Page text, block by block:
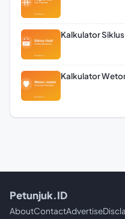
Kalkulator
Kalkulator
Petunjuk.ID
AboutContactAdvertise